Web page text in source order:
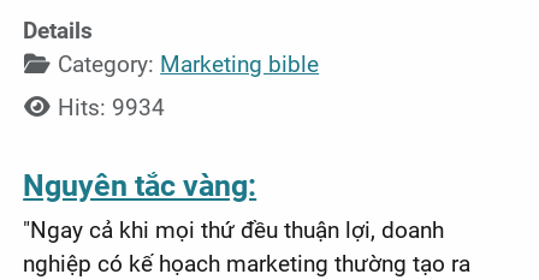
Details
Category: Marketing bible
Hits: 9934
Nguyên tắc vàng:
"Ngay cả khi mọi thứ đều thuận lợi, doanh
nghiệp có kế họach marketing thường tạo ra